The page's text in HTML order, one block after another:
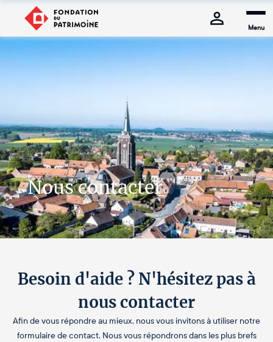
Menu
Nous contacter
Besoin d'aide ? N'hésitez pas à
nous contacter
Afin de vous répondre au mieux, nous vous invitons à utiliser notre
formulaire de contact. Nous vous répondrons dans les plus brefs